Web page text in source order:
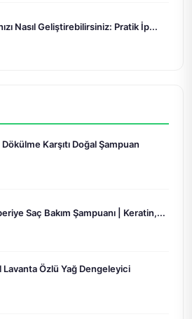
Nasıl Geliştirebilirsiniz: Pratik İp...
Karşıtı Doğal Şampuan
Saç Bakım Şampuanı | Keratin,...
Lavanta Özlü Yağ Dengeleyici